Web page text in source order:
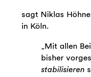
sagt Niklas
in Köln.
„Mit allen
bisher
stabilisieren